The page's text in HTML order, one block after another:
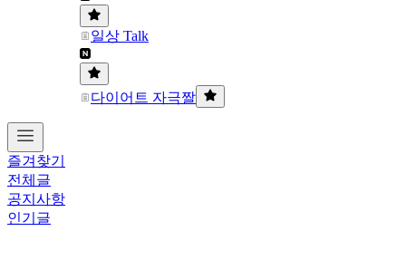
일상 Talk
다이어트 자극짤
즐겨찾기
전체글
공지사항
인기글